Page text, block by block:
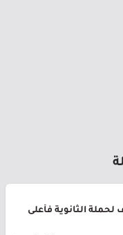
الثانوية فأعلى